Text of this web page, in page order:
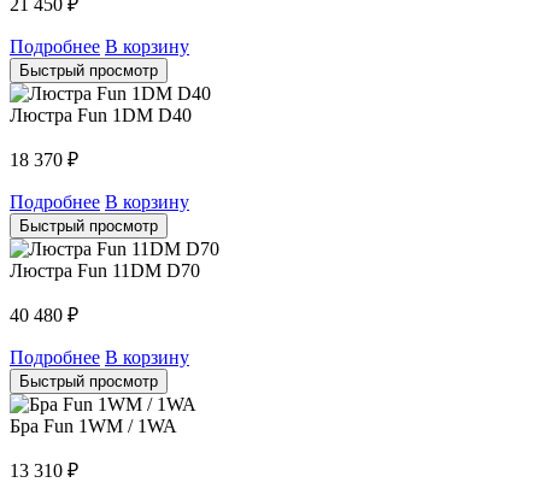
Подробнее В корзину
Быстрый просмотр
Люстра Fun 1DM D40
18 370 ₽
Подробнее В корзину
Быстрый просмотр
Люстра Fun 11DM D70
40 480 ₽
Подробнее В корзину
Быстрый просмотр
Бра Fun 1WM / 1WA
13 310 ₽